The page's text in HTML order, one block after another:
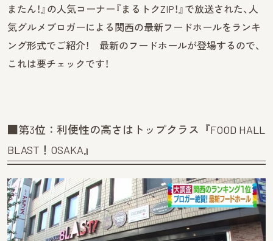
またん！』の人気コーナー『まるトクZIP！』で放送された、人
気グルメブロガーによる関西の最新フードホールをランキ
ング形式でご紹介！ 最新のフードホールが登場するので、
これは要チェックです！
■第3位：利便性の高さはトップクラス『FOOD HALL
BLAST！OSAKA』